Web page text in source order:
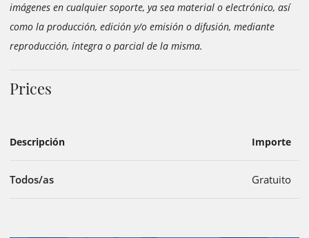
imágenes en cualquier soporte, ya sea material o electrónico, así
como la producción, edición y/o emisión o difusión, mediante
reproducción, íntegra o parcial de la misma.
Prices
Descripción Importe
Todos/as Gratuito